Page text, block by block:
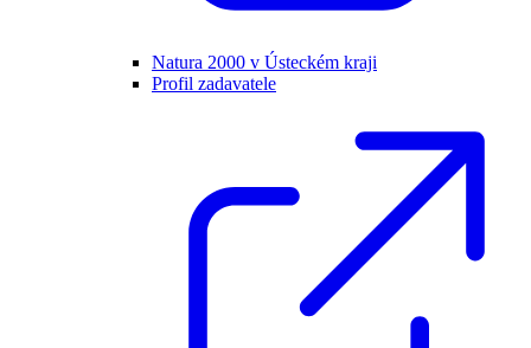
Natura 2000 v Ústeckém kraji
Profil zadavatele